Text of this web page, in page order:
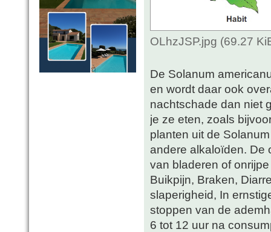
OLhzJSP.jpg (69.27
De Solanum
en wordt daar ook
nachtschade dan niet
je ze eten, zoals
planten uit de
andere alkaloïden. De
van bladeren of
Buikpijn, Braken,
slaperigheid, In
stoppen van de
6 tot 12 uur na